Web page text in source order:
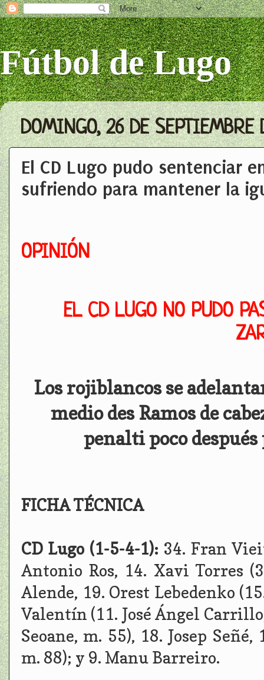
Fútbol de Lugo
DOMINGO, 26 DE SEPTIEMBRE
El CD Lugo pudo sentenciar
sufriendo para mantener la
OPINIÓN
EL CD LUGO NO PUDO
Los rojiblancos se
medio des Ramos de
penalti poco
FICHA TÉCNICA
CD Lugo (1-5-4-1): 34. Fran
Antonio Ros, 14. Xavi Torres
Alende, 19. Orest Lebedenko
Valentín (11. José Ángel
Seoane, m. 55), 18. Josep
m. 88); y 9. Manu Barreiro.